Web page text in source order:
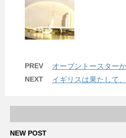
PREV オーブントースター
NEXT イギリスは果たして、
NEW POST